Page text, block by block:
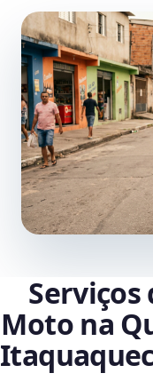
Serviços
Moto na